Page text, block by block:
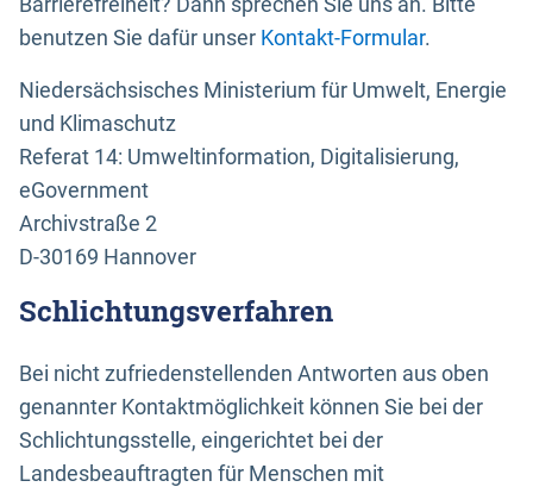
benutzen Sie dafür unser Kontakt-Formular.
Niedersächsisches Ministerium für Umwelt, Energie
und Klimaschutz
Referat 14: Umweltinformation, Digitalisierung,
eGovernment
Archivstraße 2
D-30169 Hannover
Schlichtungsverfahren
Bei nicht zufriedenstellenden Antworten aus oben
genannter Kontaktmöglichkeit können Sie bei der
Schlichtungsstelle, eingerichtet bei der
Landesbeauftragten für Menschen mit